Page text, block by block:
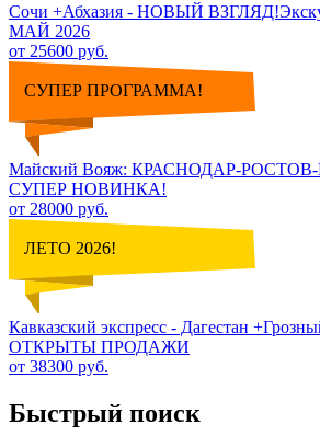
Сочи +Абхазия - НОВЫЙ
МАЙ 2026
от 25600 руб.
СУПЕР ПРОГРАММА!
Майский Вояж: КРАСНОДАР-
СУПЕР НОВИНКА!
от 28000 руб.
ЛЕТО 2026!
Кавказский экспресс - Дагестан
ОТКРЫТЫ ПРОДАЖИ
от 38300 руб.
Быстрый поиск